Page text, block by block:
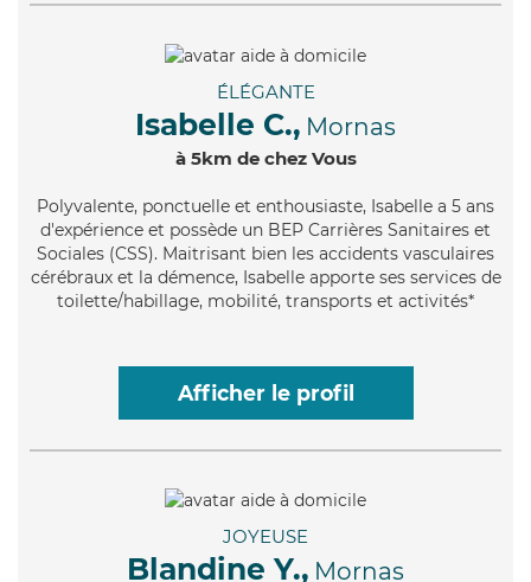
ÉLÉGANTE
Isabelle C., Mornas
à 5km de chez Vous
Polyvalente, ponctuelle et enthousiaste, Isabelle a 5 ans
d'expérience et possède un BEP Carrières Sanitaires et
Sociales (CSS). Maitrisant bien les accidents vasculaires
cérébraux et la démence, Isabelle apporte ses services de
toilette/habillage, mobilité, transports et activités*
Afficher le profil
JOYEUSE
Blandine Y., Mornas